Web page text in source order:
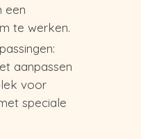
een
te werken.
aanpassen
voor
speciale